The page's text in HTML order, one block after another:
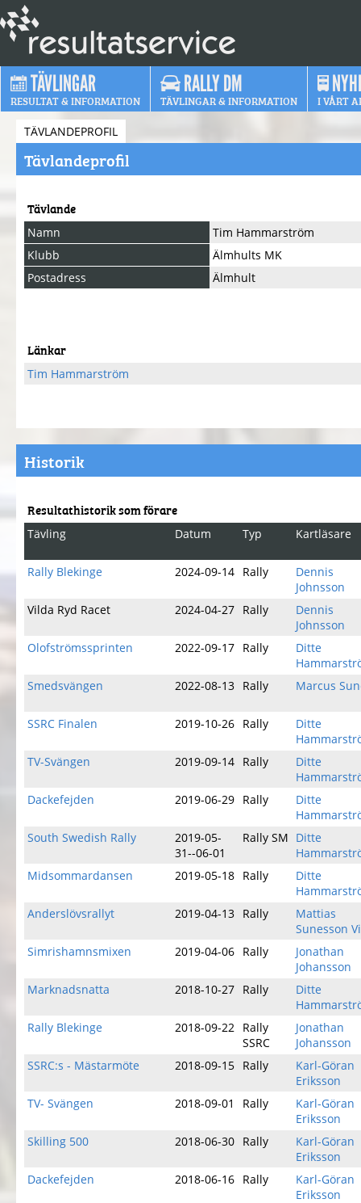
TÄVLINGAR
RESULTAT & INFORMATION
RALLY DM
TÄVLINGAR & INFORMATION I VÅRT
TÄVLANDEPROFIL
Tävlandeprofil
Tävlande
Namn
Tim Hammarström
Klubb
Älmhults MK
Postadress
Älmhult
Länkar
Tim Hammarström
Historik
Resultathistorik som förare
Tävling Datum Typ Kartläsare
Rally Blekinge 2024-09-14 Rally
Dennis
Johnsson
Vilda Ryd Racet
2024-04-27 Rally
Dennis
Johnsson
Olofströmssprinten
2022-09-17 Rally
Ditte
Smedsvängen
2022-08-13 Rally Marcus
SSRC Finalen 2019-10-26 Rally
Ditte
TV-Svängen
2019-09-14 Rally
Ditte
Dackefejden
2019-06-29 Rally
Ditte
South Swedish Rally
2019-05-
31--06-01
Rally SM Ditte
Midsommardansen
2019-05-18 Rally
Ditte
Anderslövsrallyt
2019-04-13 Rally
Mattias
Sunesson
Simrishamnsmixen
2019-04-06 Rally
Jonathan
Johansson
Marknadsnatta
2018-10-27 Rally
Ditte
Rally Blekinge
2018-09-22 Rally
SSRC
Jonathan
Johansson
SSRC:s - Mästarmöte
2018-09-15 Rally
Karl-Göran
Eriksson
TV- Svängen
2018-09-01 Rally
Karl-Göran
Eriksson
Skilling 500
2018-06-30 Rally
Karl-Göran
Eriksson
Dackefejden
2018-06-16 Rally
Karl-Göran
Eriksson